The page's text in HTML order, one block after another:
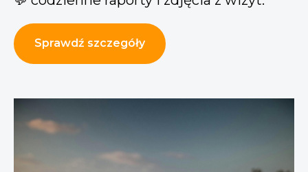
Sprawdź szczegóły